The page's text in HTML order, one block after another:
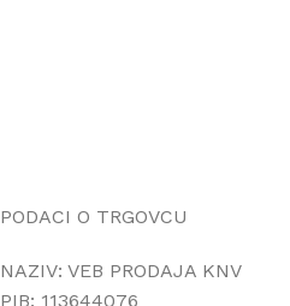
PODACI O TRGOVCU
NAZIV: VEB PRODAJA KNV
PIB: 113644076